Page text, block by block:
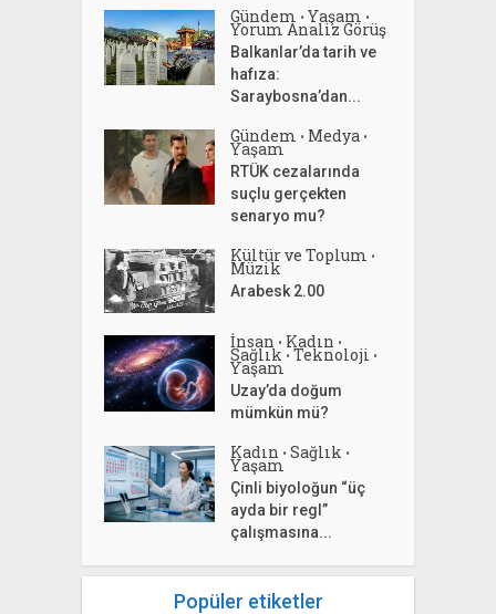
Gündem • Yaşam •
Yorum Analiz Görüş
Balkanlar’da tarih ve
hafıza:
Saraybosna’dan...
Gündem • Medya •
Yaşam
RTÜK cezalarında
suçlu gerçekten
senaryo mu?
Kültür ve Toplum •
Müzik
Arabesk 2.00
İnsan • Kadın •
Sağlık • Teknoloji •
Yaşam
Uzay’da doğum
mümkün mü?
Kadın • Sağlık •
Yaşam
Çinli biyoloğun “üç
ayda bir regl”
çalışmasına...
Popüler etiketler